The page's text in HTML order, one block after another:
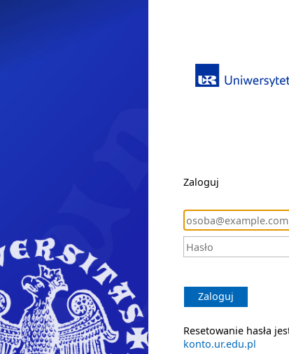
Zaloguj
Zaloguj
Resetowanie hasła
konto.ur.edu.pl